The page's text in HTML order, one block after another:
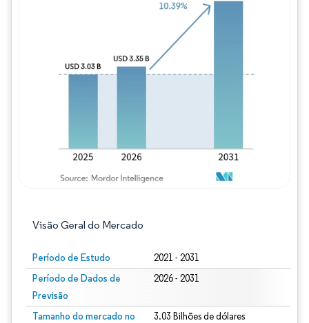
Visão Geral do Mercado
Período de Estudo 2021 - 2031
Período de Dados de
Previsão
2026 - 2031
Tamanho do mercado no
3.03 Bilhões de dólares
Imagem © Mordor Intelligence. O reuso